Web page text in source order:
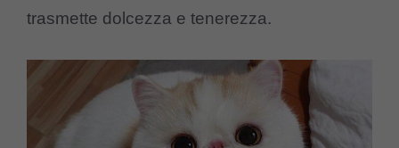
trasmette dolcezza e tenerezza.